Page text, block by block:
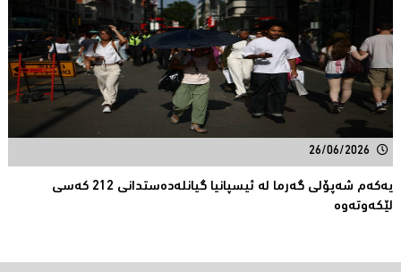
26/06/2026
یەكەم شەپۆلی گەرما لە ئیسپانیا گیانلەدەستدانی 212 كەسی
لێكەوتەوە